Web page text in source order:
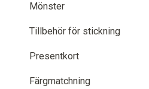
Mönster
Tillbehör för stickning
Presentkort
Färgmatchning